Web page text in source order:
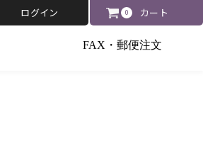
FAX・郵便注文
ログイン カート
0